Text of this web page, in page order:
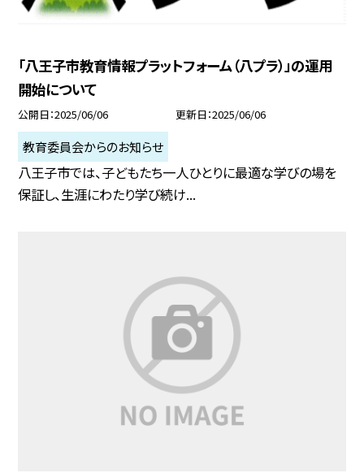
「八王子市教育情報プラットフォーム（八プラ）」の運用
開始について
公開日 2025/06/06 更新日 2025/06/06
教育委員会からのお知らせ
八王子市では、子どもたち一人ひとりに最適な学びの場を
保証し、生涯にわたり学び続け...